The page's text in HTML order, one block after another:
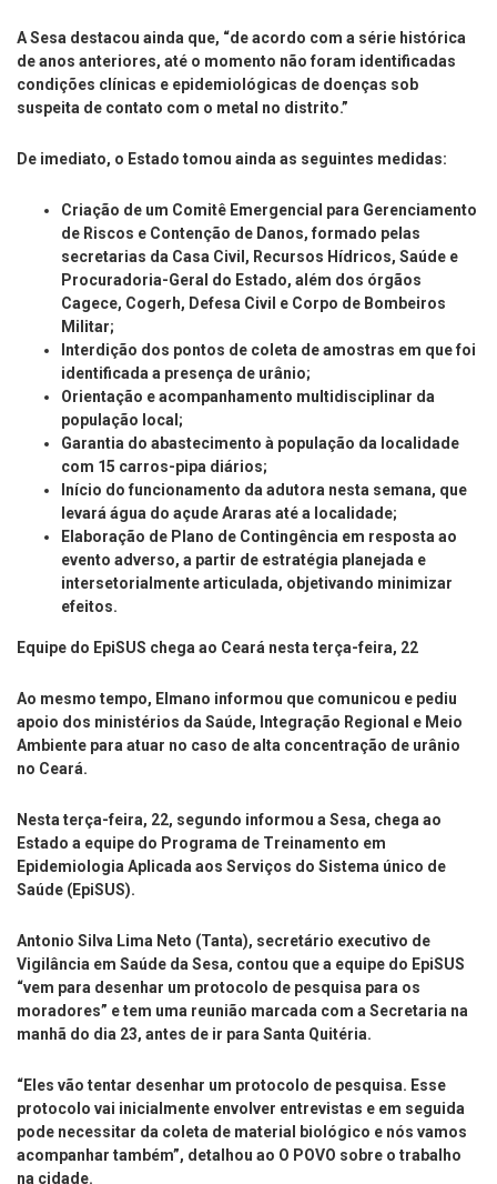
A Sesa destacou ainda que, “de acordo com a série histórica
de anos anteriores, até o momento não foram identificadas
condições clínicas e epidemiológicas de doenças sob
suspeita de contato com o metal no distrito.”
De imediato, o Estado tomou ainda as seguintes medidas:
Criação de um Comitê Emergencial para Gerenciamento
de Riscos e Contenção de Danos, formado pelas
secretarias da Casa Civil, Recursos Hídricos, Saúde e
Procuradoria-Geral do Estado, além dos órgãos
Cagece, Cogerh, Defesa Civil e Corpo de Bombeiros
Militar;
Interdição dos pontos de coleta de amostras em que foi
identificada a presença de urânio;
Orientação e acompanhamento multidisciplinar da
população local;
Garantia do abastecimento à população da localidade
com 15 carros-pipa diários;
Início do funcionamento da adutora nesta semana, que
levará água do açude Araras até a localidade;
Elaboração de Plano de Contingência em resposta ao
evento adverso, a partir de estratégia planejada e
intersetorialmente articulada, objetivando minimizar
efeitos.
Equipe do EpiSUS chega ao Ceará nesta terça-feira, 22
Ao mesmo tempo, Elmano informou que comunicou e pediu
apoio dos ministérios da Saúde, Integração Regional e Meio
Ambiente para atuar no caso de alta concentração de urânio
no Ceará.
Nesta terça-feira, 22, segundo informou a Sesa, chega ao
Estado a equipe do Programa de Treinamento em
Epidemiologia Aplicada aos Serviços do Sistema único de
Saúde (EpiSUS).
Antonio Silva Lima Neto (Tanta), secretário executivo de
Vigilância em Saúde da Sesa, contou que a equipe do EpiSUS
“vem para desenhar um protocolo de pesquisa para os
moradores” e tem uma reunião marcada com a Secretaria na
manhã do dia 23, antes de ir para Santa Quitéria.
“Eles vão tentar desenhar um protocolo de pesquisa. Esse
protocolo vai inicialmente envolver entrevistas e em seguida
pode necessitar da coleta de material biológico e nós vamos
acompanhar também”, detalhou ao O POVO sobre o trabalho
na cidade.